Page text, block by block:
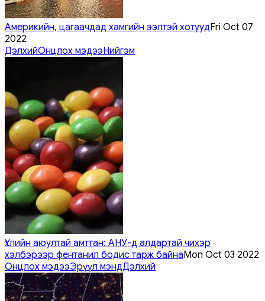
Америкийн, цагаачдад хамгийн ээлтэй хотуудFri Oct 07
2022
ДэлхийОнцлох мэдээНийгэм
Үхлийн аюултай амттан: АНУ-д алдартай чихэр
хэлбэрээр фентанил бодис тарж байнаMon Oct 03 2022
Онцлох мэдээЭрүүл мэндДэлхий